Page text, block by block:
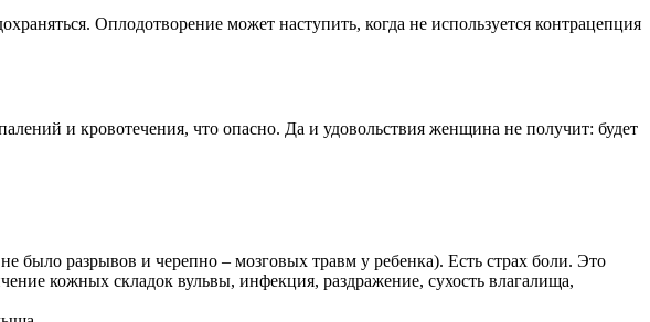
Оплодотворение может наступить, когда не используется контрацепция
и кровотечения, что опасно. Да и удовольствия женщина не получит: будет
было разрывов и черепно – мозговых травм у ребенка). Есть страх боли. Это
кожных складок вульвы, инфекция, раздражение, сухость влагалища,